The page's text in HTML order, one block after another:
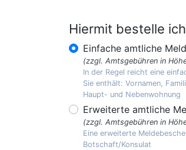
Hiermit bestelle ich
Einfache amtliche
(zzgl. Amtsgebühren in
In der Regel reicht eine
Sie enthält: Vornamen,
Haupt- und Nebenwohnung
Erweiterte amtliche
(zzgl. Amtsgebühren in
Eine erweiterte
Botschaft/Konsulat